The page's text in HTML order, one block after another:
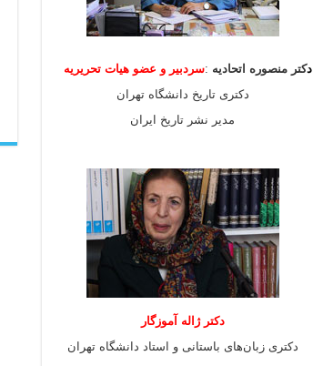
دکتر منصوره اتحادیه :سردبیر و عضو هیات تحریریه
دکتری تاریخ دانشگاه تهران
مدیر نشر تاریخ ایران
دکتر ژاله آموزگار
دکتری زبان‌های باستانی و استاد دانشگاه تهران